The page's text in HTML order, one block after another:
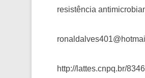
resistência
http://lattes.cnpq.br/